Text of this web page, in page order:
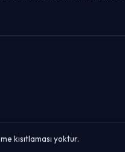
kısıtlaması yoktur.